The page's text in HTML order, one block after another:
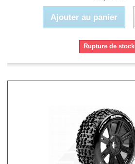
Ajouter au panier
Rupture de stock